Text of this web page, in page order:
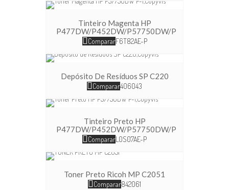
Tinteiro Magenta HP
P477DW/P452DW/P57750DW/P
CompararF6T82AE-P
Depósito De Resíduos SP C220
Comparar406043
Tinteiro Preto HP
P477DW/P452DW/P57750DW/P
CompararL0S07AE-P
Toner Preto Ricoh MP C2051
Comparar842061